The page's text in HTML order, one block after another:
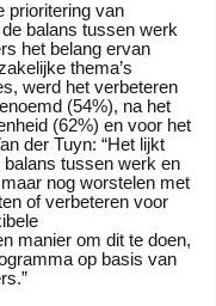
prioritering van
balans tussen werk
het belang ervan
thema’s
werd het verbeteren
(54%), na het
(62%) en voor het
der Tuyn: “Het lijkt
tussen werk en
nog worstelen met
of verbeteren voor
manier om dit te doen,
op basis van